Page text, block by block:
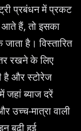
प्रबंधन में प्रकट
आते हैं, तो इसका
है। विस्तारित
रखने के लिए
है और स्टोरेज
जहां ब्याज दरें
उच्च-मात्रा वाली
बढ़ी हुई